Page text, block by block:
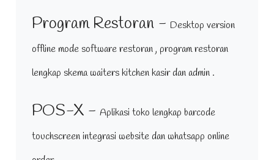
Program Restoran - Desktop version
offline mode software restoran , program restoran
lengkap skema waiters kitchen kasir dan admin .
POS-X - Aplikasi toko lengkap barcode
touchscreen integrasi website dan whatsapp online